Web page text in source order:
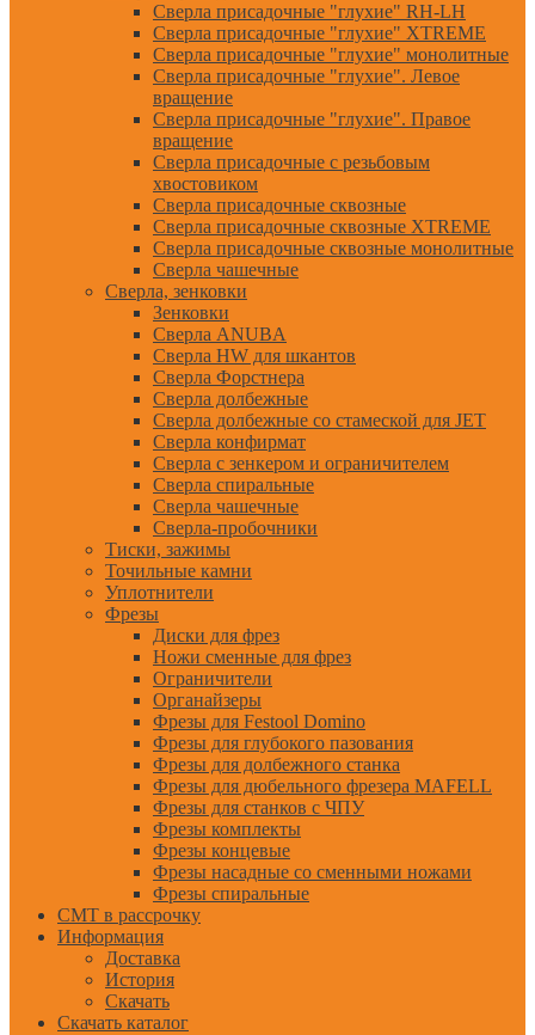
Сверла присадочные "глухие" RH-LH
Сверла присадочные "глухие" XTREME
Сверла присадочные "глухие" монолитные
Сверла присадочные "глухие". Левое
вращение
Сверла присадочные "глухие". Правое
вращение
Сверла присадочные с резьбовым
хвостовиком
Сверла присадочные сквозные
Сверла присадочные сквозные XTREME
Сверла присадочные сквозные монолитные
Сверла чашечные
Сверла, зенковки
Зенковки
Сверла ANUBA
Сверла HW для шкантов
Сверла Форстнера
Сверла долбежные
Сверла долбежные со стамеской для JET
Сверла конфирмат
Сверла с зенкером и ограничителем
Сверла спиральные
Сверла чашечные
Сверла-пробочники
Тиски, зажимы
Точильные камни
Уплотнители
Фрезы
Диски для фрез
Ножи сменные для фрез
Ограничители
Органайзеры
Фрезы для Festool Domino
Фрезы для глубокого пазования
Фрезы для долбежного станка
Фрезы для дюбельного фрезера MAFELL
Фрезы для станков с ЧПУ
Фрезы комплекты
Фрезы концевые
Фрезы насадные со сменными ножами
Фрезы спиральные
CMT в рассрочку
Информация
Доставка
История
Скачать
Скачать каталог